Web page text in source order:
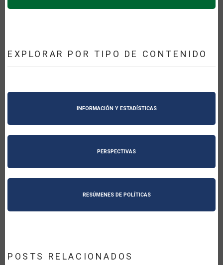
EXPLORAR POR TIPO DE CONTENIDO
INFORMACIÓN Y ESTADÍSTICAS
PERSPECTIVAS
RESÚMENES DE POLÍTICAS
POSTS RELACIONADOS